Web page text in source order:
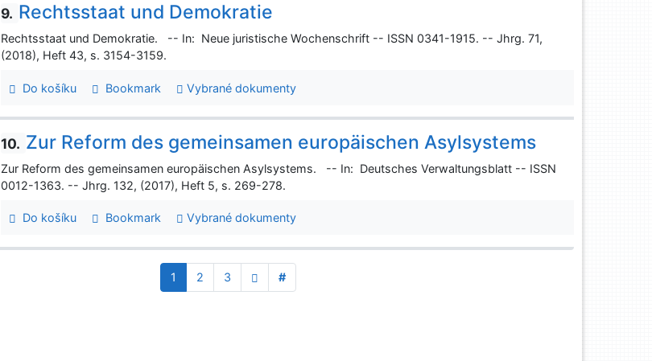
9. Rechtsstaat und Demokratie
Rechtsstaat und Demokratie. -- In: Neue juristische Wochenschrift -- ISSN 0341-1915. -- Jhrg. 71,
(2018), Heft 43, s. 3154-3159.
Do košíku Bookmark Vybrané dokumenty
10. Zur Reform des gemeinsamen europäischen Asylsystems
Zur Reform des gemeinsamen europäischen Asylsystems. -- In: Deutsches Verwaltungsblatt -- ISSN
0012-1363. -- Jhrg. 132, (2017), Heft 5, s. 269-278.
Do košíku Bookmark Vybrané dokumenty
1 2 3 #